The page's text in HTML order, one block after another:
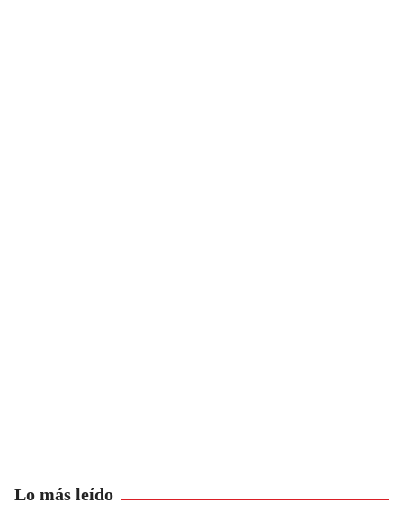
Lo más leído